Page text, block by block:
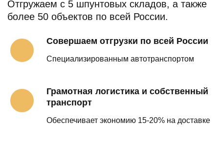
Отгружаем с 5 шпунтовых складов, а также
более 50 объектов по всей России.
Совершаем отгрузки по всей России
Специализированным автотранспортом
Грамотная логистика и собственный
транспорт
Обеспечивает экономию 15-20% на доставке